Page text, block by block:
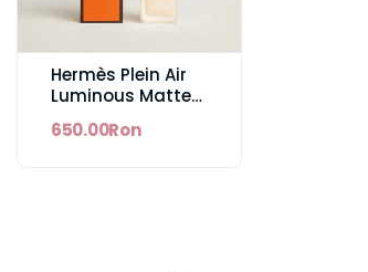
Hermès Plein Air
Luminous Matte
Foundation
650.00Ron